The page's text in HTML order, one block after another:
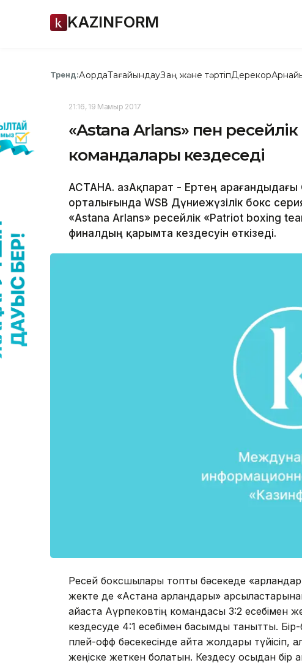
KAZINFORM
Тренд:АқордаТағайындауЗаң және тәртіпДерекқор
21:16, 19 Мамыр 2017
«Astana Arlans» пен
командалары кездеседі
АСТАНА. ҚазАқпарат - Ертең
орталығында WSB Дүниежүзілік бокс
«Astana Arlans» ресейлік «Patriot boxing
финалдың қарымта кездесуін өткізеді.
Ресей боксшылары топтық бәсекеде
жекте де «Астана арландары»
айқаста Ақүрпековтің командасы 3:2 есебімен
кездесуде 4:1 есебімен басымдық танытты.
плей-офф бәсекесінде қайта жолдары түйісіп,
жеңіске жеткен болатын. Кездесу осыдан бір